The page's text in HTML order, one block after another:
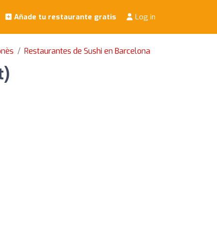
Añade tu restaurante gratis Log in
Restaurantes de Sushi en Barcelona